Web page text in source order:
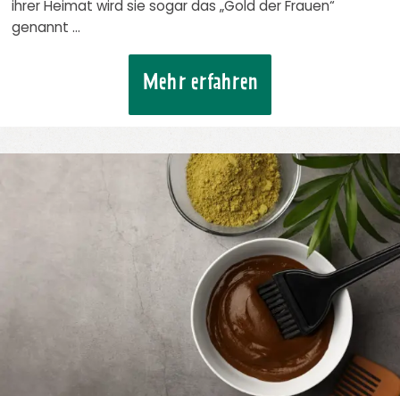
ihrer Heimat wird sie sogar das „Gold der Frauen“
genannt …
Mehr erfahren